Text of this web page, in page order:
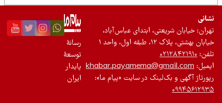
خیابان شریعتی، ابتدای عباس‌آباد،
بهشتی، پلاک ۱۲، طبقه اول، واحد ۱
۰۲۱۲۸۴۲۱۹۱۰
khabar.payamema@gmail.com
آگهی و بک‌لینک در سایت «پیام ما»:
توسعۀ
پایدار
ایران